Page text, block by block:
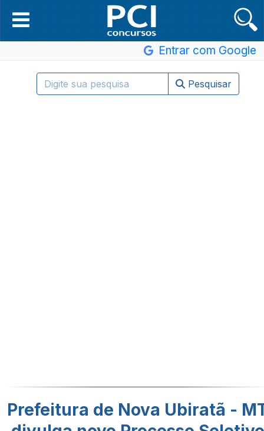
Entrar com Google
Pesquisar
Prefeitura de Nova Ubiratã -